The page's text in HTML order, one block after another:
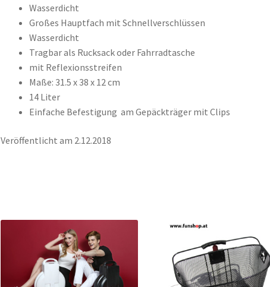
Wasserdicht
Großes Hauptfach mit Schnellverschlüssen
Wasserdicht
Tragbar als Rucksack oder Fahrradtasche
mit Reflexionsstreifen
Maße: 31.5 x 38 x 12 cm
14 Liter
Einfache Befestigung am Gepäckträger mit Clips
Veröffentlicht am 2.12.2018